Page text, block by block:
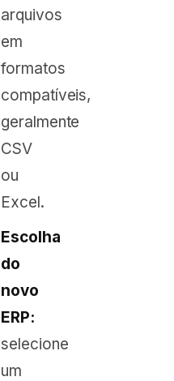
arquivos
em
formatos
compatíveis,
geralmente
CSV
ou
Excel.
Escolha
do
novo
ERP:
selecione
um